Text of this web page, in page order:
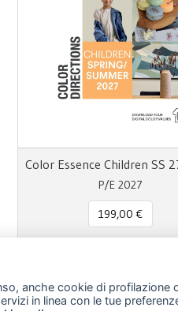
P/E 2027
199,00 €
anche cookie di profilazione
in linea con le tue